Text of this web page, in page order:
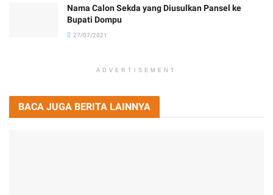
Nama Calon Sekda yang Diusulkan Pansel ke
Bupati Dompu
27/07/2021
ADVERTISEMENT
BACA JUGA BERITA LAINNYA